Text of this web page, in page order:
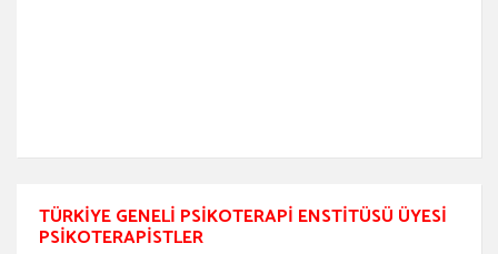
TÜRKIYE GENELI PSIKOTERAPI ENSTITÜSÜ ÜYESI
PSIKOTERAPISTLER